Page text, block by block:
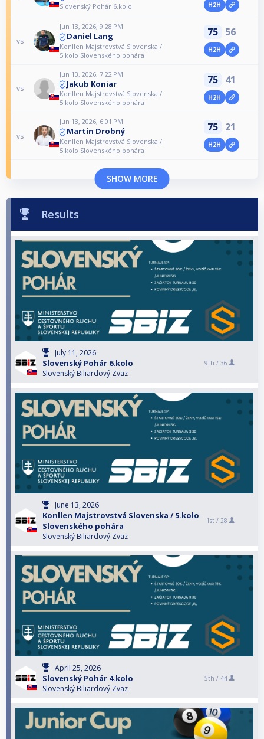
Slovenský Pohár 6.kolo H2H
vs
Jun 13, 2026, 9:28 PM
Daniel Lang
Konllen Majstrovstvá Slovenska /
5.kolo Slovenského pohára
75 56
H2H
vs
Jun 13, 2026, 7:22 PM
Jakub Koniar
Konllen Majstrovstvá Slovenska /
5.kolo Slovenského pohára
75 41
H2H
vs
Jun 13, 2026, 6:01 PM
Martin Drobný
Konllen Majstrovstvá Slovenska /
5.kolo Slovenského pohára
75 21
H2H
SHOW MORE
Results
July 11, 2026
Slovenský Pohár 6.kolo
Slovenský Biliardový Zväz
9th / 36
June 13, 2026
Konllen Majstrovstvá Slovenska / 5.kolo
Slovenského pohára
Slovenský Biliardový Zväz
1st / 28
April 25, 2026
Slovenský Pohár 4.kolo
Slovenský Biliardový Zväz
5th / 44